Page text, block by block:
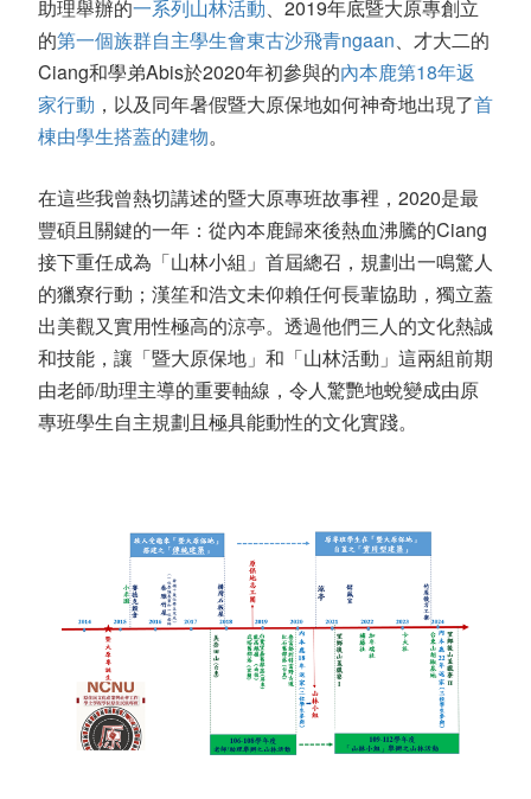
助理舉辦的一系列山林活動、 2019年底暨大原專創立
的第一個族群自主學生會東古沙飛青ngaan、才大二的
Ciang和學弟Abis於2020年初參與的內本鹿第18年返
家行動 ，以及同年暑假暨大原保地如何神奇地出現了首
棟由學生搭蓋的建物。
在這些我曾熱切講述的暨大原專班故事裡， 2020是最
豐碩且關鍵的一年：從內本鹿歸來後熱血沸騰的Ciang
接下重任成為「山林小組」首屆總召，規劃出一鳴驚人
的獵寮行動；漢笙和浩文未仰賴任何長輩協助，獨立蓋
出美觀又實用性極高的涼亭。透過他們三人的文化熱誠
和技能，讓「暨大原保地」和「山林活動」這兩組前期
由老師/助理主導的重要軸線，令人驚艷地蛻變成由原
專班學生自主規劃且極具能動性的文化實踐。